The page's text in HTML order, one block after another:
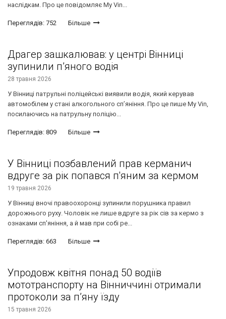
наслідкам. Про це повідомляє My Vin...
Переглядів: 752 Більше
Драгер зашкалював: у центрі Вінниці
зупинили п’яного водія
28 травня 2026
У Вінниці патрульні поліцейські виявили водія, який керував
автомобілем у стані алкогольного сп’яніння. Про це пише My Vin,
посилаючись на патрульну поліцію...
Переглядів: 809 Більше
У Вінниці позбавлений прав керманич
вдруге за рік попався п'яним за кермом
19 травня 2026
У Вінниці вночі правоохоронці зупинили порушника правил
дорожнього руху. Чоловік не лише вдруге за рік сів за кермо з
ознаками сп'яніння, а й мав при собі ре...
Переглядів: 663 Більше
Упродовж квітня понад 50 водіїв
мототранспорту на Вінниччині отримали
протоколи за п’яну їзду
15 травня 2026